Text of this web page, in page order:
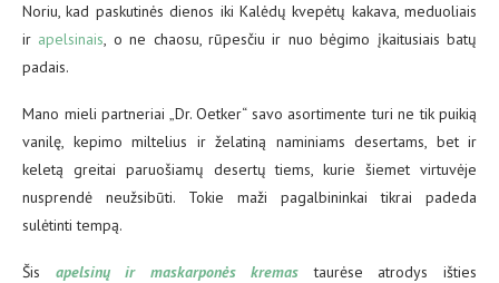
Noriu, kad paskutinės dienos iki Kalėdų kvepėtų kakava, meduoliais
ir apelsinais, o ne chaosu, rūpesčiu ir nuo bėgimo įkaitusiais batų
padais.
Mano mieli partneriai „Dr. Oetker“ savo asortimente turi ne tik puikią
vanilę, kepimo miltelius ir želatiną naminiams desertams, bet ir
keletą greitai paruošiamų desertų tiems, kurie šiemet virtuvėje
nusprendė neužsibūti. Tokie maži pagalbininkai tikrai padeda
sulėtinti tempą.
Šis apelsinų ir maskarponės kremas taurėse atrodys išties